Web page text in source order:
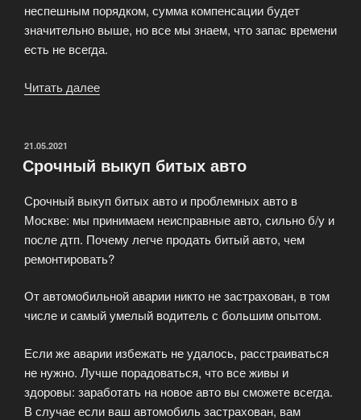
неспешным порядком, сумма компенсации будет
значительно выше, но все мы знаем, что запас времени
есть не всегда.
Читать далее
автосалона
ОПУБЛИКОВАНО
21.05.2021
Срочный выкуп битых авто
Срочный выкуп битых авто и проблемных авто в
Москве: мы принимаем неисправные авто, сильно б/у и
после дтп. Почему легче продать битый авто, чем
ремонтировать?
От автомобильной аварии никто не застрахован, в том
числе и самый умелый водитель с большим опытом.
Если же аварии избежать не удалось, расстраиваться
не нужно. Лучше порадоваться, что все живы и
здоровы: заработать на новое авто вы сможете всегда.
В случае если ваш автомобиль застрахован, вам